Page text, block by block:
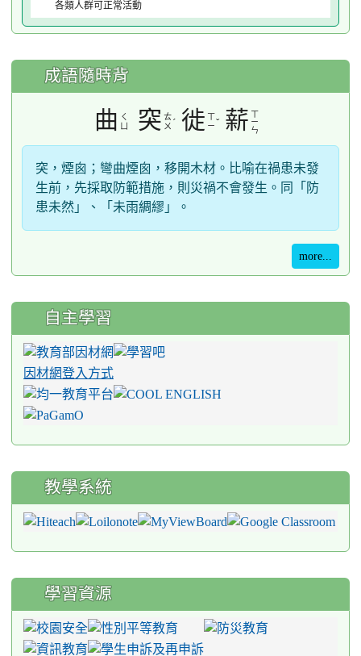
各類人群可正常活動
成語隨時背
曲 ㄑ
突 ㄊ
ㄨ ˊ 徙 ㄒ
ㄧˇ 薪 ㄒ
ㄧ
ㄣ
突，煙囪；彎曲煙囪，移開木材。比喻在禍患未發
生前，先採取防範措施，則災禍不會發生。同「防
患未然」、「未雨綢繆」。
more...
自主學習
因材網登入方式
教學系統
學習資源